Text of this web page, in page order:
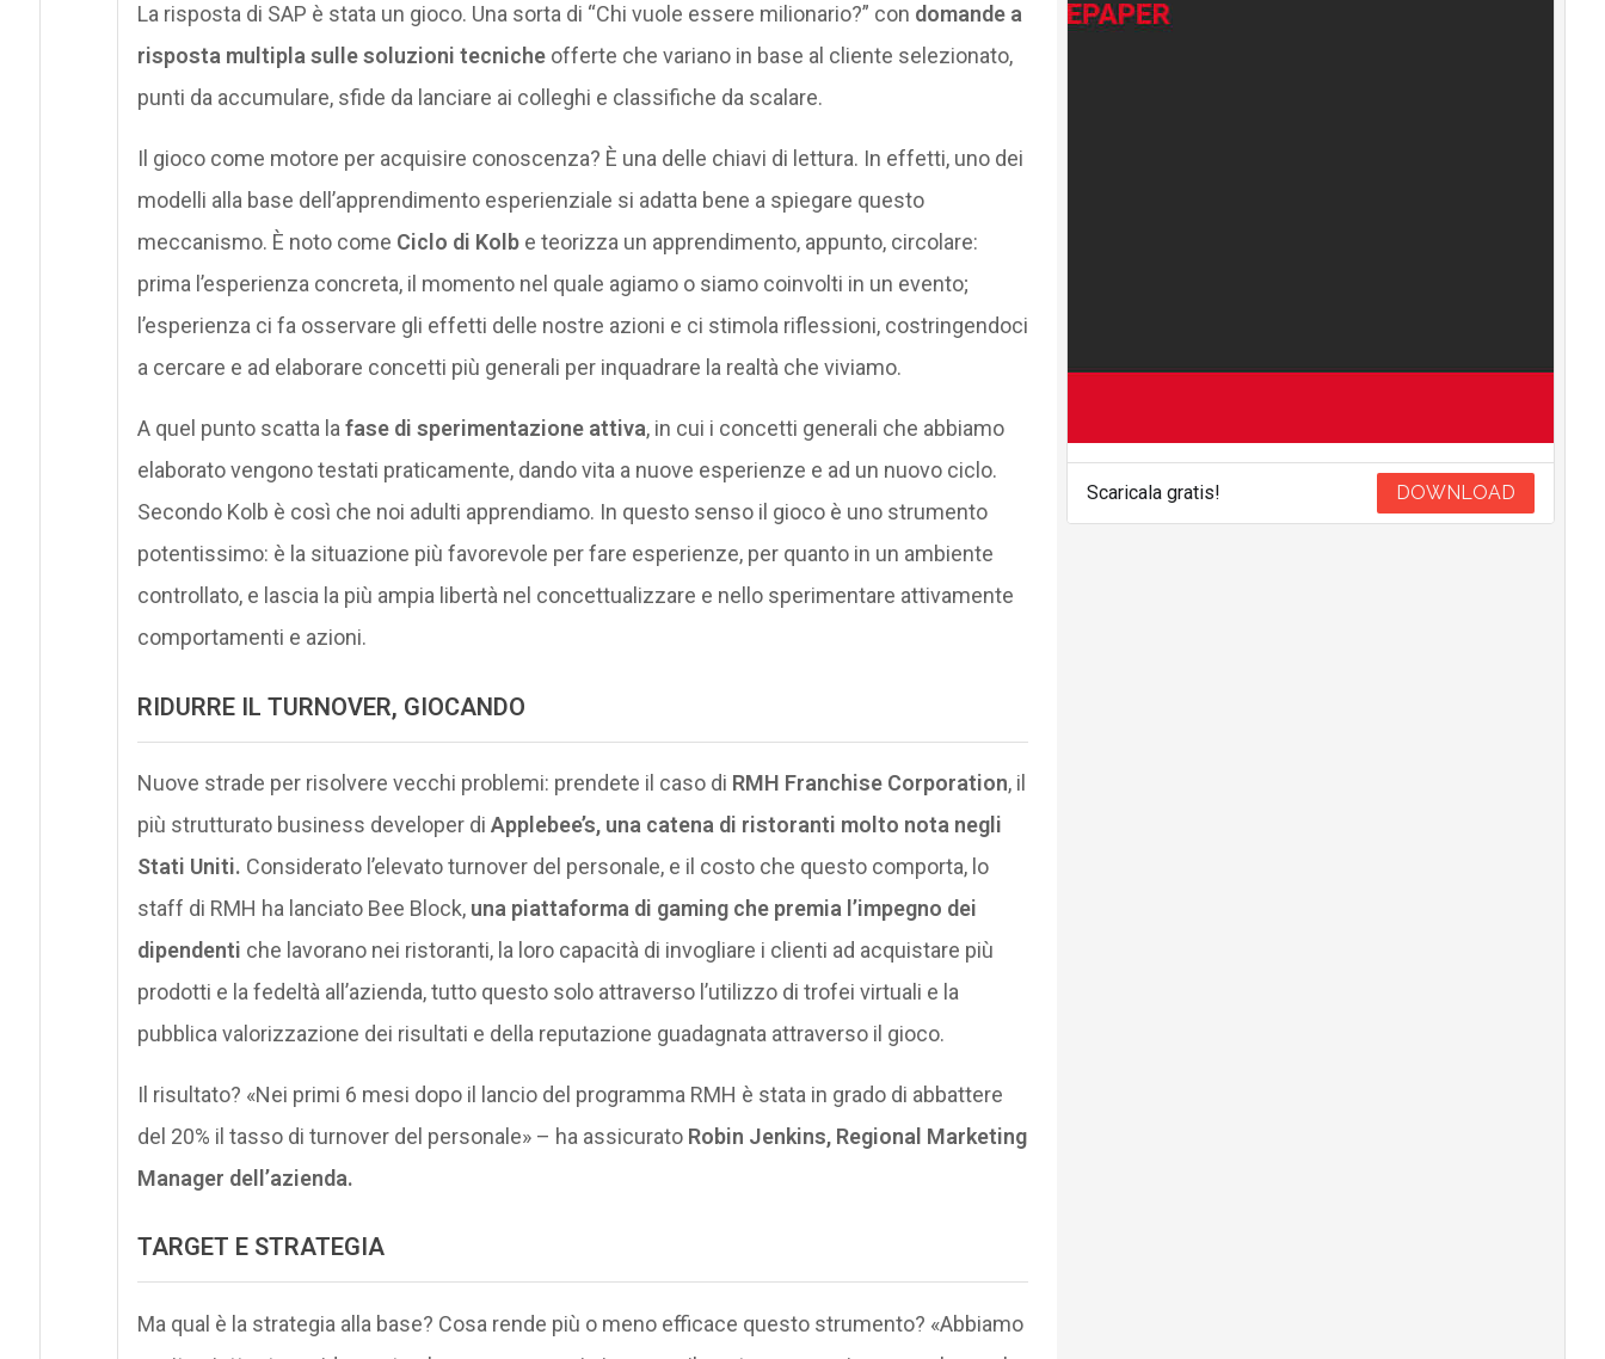
La risposta di SAP è stata un gioco. Una sorta di “Chi vuole essere milionario?” con domande a
risposta multipla sulle soluzioni tecniche offerte che variano in base al cliente selezionato,
punti da accumulare, sfide da lanciare ai colleghi e classifiche da scalare.
Il gioco come motore per acquisire conoscenza? È una delle chiavi di lettura. In effetti, uno dei
modelli alla base dell’apprendimento esperienziale si adatta bene a spiegare questo
meccanismo. È noto come Ciclo di Kolbe teorizza un apprendimento, appunto, circolare:
prima l’esperienza concreta, il momento nel quale agiamo o siamo coinvolti in un evento;
l’esperienza ci fa osservare gli effetti delle nostre azioni e ci stimola riflessioni, costringendoci
a cercare e ad elaborare concetti più generali per inquadrare la realtà che viviamo.
A quel punto scatta lafase di sperimentazione attiva, in cui i concetti generali che abbiamo
elaborato vengono testati praticamente, dando vita a nuove esperienze e ad un nuovo ciclo.
Secondo Kolb è così che noi adulti apprendiamo. In questo senso il gioco è uno strumento
potentissimo: è la situazione più favorevole per fare esperienze, per quanto in un ambiente
controllato, e lascia la più ampia libertà nel concettualizzare e nello sperimentare attivamente
comportamenti e azioni.
RIDURRE IL TURNOVER, GIOCANDO
Nuove strade per risolvere vecchi problemi: prendete il caso di RMH Franchise Corporation, il
più strutturato business developer di Applebee’s, una catena di ristoranti molto nota negli
Stati Uniti. Considerato l’elevato turnover del personale, e il costo che questo comporta, lo
staff di RMH ha lanciato Bee Block, una piattaforma di gaming che premia l’impegno dei
dipendenti che lavorano nei ristoranti, la loro capacità di invogliare i clienti ad acquistare più
prodotti e la fedeltà all’azienda, tutto questo solo attraverso l’utilizzo di trofei virtuali e la
pubblica valorizzazione dei risultati e della reputazione guadagnata attraverso il gioco.
Il risultato? «Nei primi 6 mesi dopo il lancio del programma RMH è stata in grado di abbattere
del 20% il tasso di turnover del personale» – ha assicurato Robin Jenkins, Regional Marketing
Manager dell’azienda.
TARGET E STRATEGIA
Ma qual è la strategia alla base? Cosa rende più o meno efficace questo strumento? «Abbiamo
Scaricala gratis! DOWNLOAD